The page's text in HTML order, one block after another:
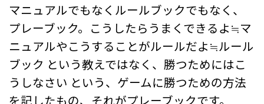
マニュアルでもなくルールブックでもなく、
プレーブック。こうしたらうまくできるよ≒マ
ニュアルやこうすることがルールだよ≒ルール
ブック という教えではなく、勝つためにはこ
うしなさい という、ゲームに勝つための方法
を記したもの、それがプレーブックです。